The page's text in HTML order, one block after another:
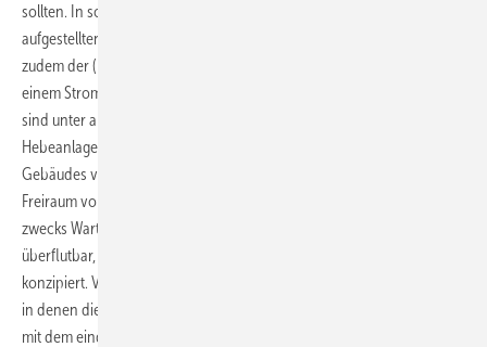
sollten. In solchen Fällen empfiehlt sich vielmehr der Einbau von nass
aufgestellten Pumpaggregaten (
zudem der (Not-)Stauraum als Puffervolumen beispielsweise bei
einem Stromausfall deutlich erhöht. Grund für diese Argumentation
sind unter anderem auch die Einbauvorschriften für Behälter-
Hebeanlagen. Diese sind grundsätzlich für den Einbau innerhalb des
Gebäudes vorgesehen, wobei ein vorgeschriebener umlaufender
Freiraum von 60 cm die optimale Erreichbarkeit aller Komponenten
zwecks Wartung gewährleistet. In der Regel sind diese Anlagen zwar
überflutbar, nicht jedoch für den permanent untergetauchten Betrieb
konzipiert. Vor allem kann es vorkommen, dass die Schachtbauwerke,
in denen diese Geräte verbaut werden, nicht dicht sind. Wohin also
mit dem eindringenden (Grund-)Wasser? Dieses Fremdwasser sollte